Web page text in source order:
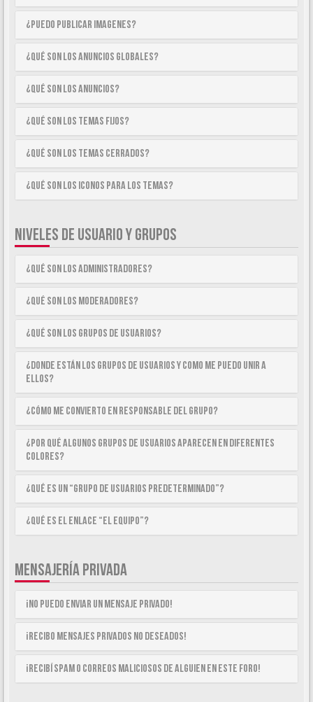
¿Puedo publicar imagenes?
¿Qué son los anuncios globales?
¿Qué son los anuncios?
¿Qué son los temas fijos?
¿Qué son los temas cerrados?
¿Qué son los iconos para los temas?
NIVELES DE USUARIO Y GRUPOS
¿Qué son los Administradores?
¿Qué son los Moderadores?
¿Qué son los Grupos de Usuarios?
¿Donde están los Grupos de Usuarios y como me puedo unir a
ellos?
¿Cómo me convierto en Responsable del Grupo?
¿Por qué algunos Grupos de Usuarios aparecen en diferentes
colores?
¿Qué es un “Grupo de Usuarios predeterminado”?
¿Qué es el enlace “El equipo”?
MENSAJERÍA PRIVADA
¡No puedo enviar un mensaje privado!
¡Recibo mensajes privados no deseados!
¡Recibí spam o correos maliciosos de alguien en este foro!